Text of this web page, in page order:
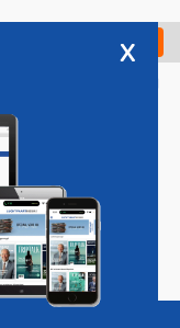
Check in
Vacatures
x